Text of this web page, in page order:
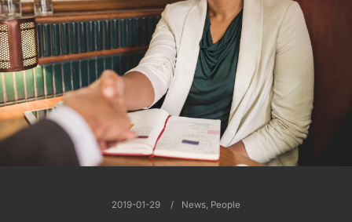
2019-01-29 News People